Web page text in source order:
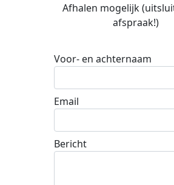
Afhalen mogelijk
afspraak!)
Voor- en achternaam
Email
Bericht